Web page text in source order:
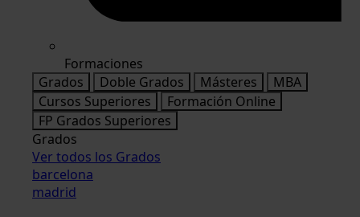
Formaciones
Grados
Doble Grados Másteres
MBA
Cursos Superiores
Formación Online
FP Grados Superiores
Grados
Ver todos los Grados
barcelona
madrid